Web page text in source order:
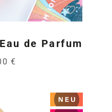
de Parfum
€